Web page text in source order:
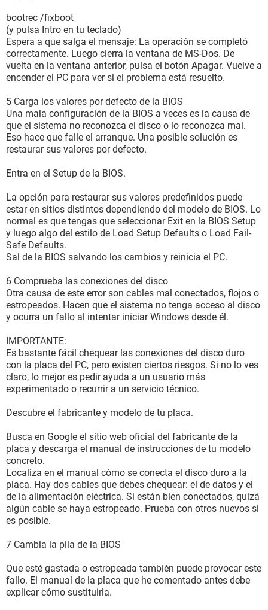
bootrec /fixboot
(y pulsa Intro en tu teclado)
Espera a que salga el mensaje: La operación se completó
correctamente. Luego cierra la ventana de MS-Dos. De
vuelta en la ventana anterior, pulsa el botón Apagar. Vuelve a
encender el PC para ver si el problema está resuelto.
5 Carga los valores por defecto de la BIOS
Una mala configuración de la BIOS a veces es la causa de
que el sistema no reconozca el disco o lo reconozca mal.
Eso hace que falle el arranque. Una posible solución es
restaurar sus valores por defecto.
Entra en el Setup de la BIOS.
La opción para restaurar sus valores predefinidos puede
estar en sitios distintos dependiendo del modelo de BIOS. Lo
normal es que tengas que seleccionar Exit en la BIOS Setup
y luego algo del estilo de Load Setup Defaults o Load Fail-
Safe Defaults.
Sal de la BIOS salvando los cambios y reinicia el PC.
6 Comprueba las conexiones del disco
Otra causa de este error son cables mal conectados, flojos o
estropeados. Hacen que el sistema no tenga acceso al disco
y ocurra un fallo al intentar iniciar Windows desde él.
IMPORTANTE:
Es bastante fácil chequear las conexiones del disco duro
con la placa del PC, pero existen ciertos riesgos. Si no lo ves
claro, lo mejor es pedir ayuda a un usuario más
experimentado o recurrir a un servicio técnico.
Descubre el fabricante y modelo de tu placa.
Busca en Google el sitio web oficial del fabricante de la
placa y descarga el manual de instrucciones de tu modelo
concreto.
Localiza en el manual cómo se conecta el disco duro a la
placa. Hay dos cables que debes chequear: el de datos y el
de la alimentación eléctrica. Si están bien conectados, quizá
algún cable se haya estropeado. Prueba con otros nuevos si
es posible.
7 Cambia la pila de la BIOS
Que esté gastada o estropeada también puede provocar este
fallo. El manual de la placa que he comentado antes debe
explicar cómo sustituirla.